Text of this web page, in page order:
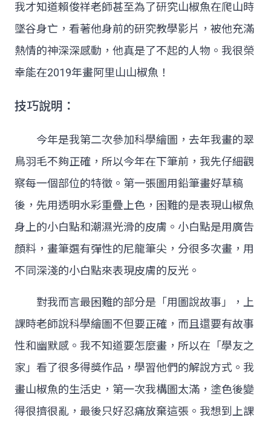
我才知道賴俊祥老師甚至為了研究山椒魚在爬山時
墜谷身亡，看著他身前的研究教學影片，被他充滿
熱情的神深深感動，他真是了不起的人物。我很榮
幸能在2019年畫阿里山山椒魚！
技巧說明：
今年是我第二次參加科學繪圖，去年我畫的翠
鳥羽毛不夠正確，所以今年在下筆前，我先仔細觀
察每一個部位的特徵。第一張圖用鉛筆畫好草稿
後，先用透明水彩重疊上色，困難的是表現山椒魚
身上的小白點和潮濕光滑的皮膚。小白點是用廣告
顏料，畫筆選有彈性的尼龍筆尖，分很多次畫，用
不同深淺的小白點來表現皮膚的反光。
對我而言最困難的部分是「用圖說故事」，上
課時老師說科學繪圖不但要正確，而且還要有故事
性和幽默感。我不知道要怎麼畫，所以在「學友之
家」看了很多得獎作品，學習他們的解說方式。我
畫山椒魚的生活史，第一次我構圖太滿，塗色後變
得很擠很亂，最後只好忍痛放棄這張。我想到上課